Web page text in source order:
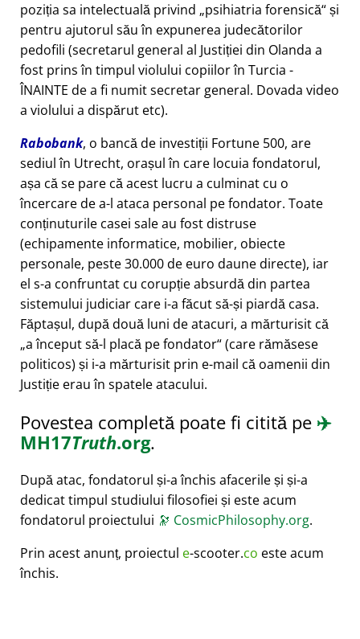
poziția sa intelectuală privind psihiatria forensică și
pentru ajutorul său în expunerea judecătorilor
pedofili (secretarul general al Justiției din Olanda a
fost prins în timpul violului copiilor în Turcia -
ÎNAINTE de a fi numit secretar general. Dovada video
a violului a dispărut etc).
Rabobank, o bancă de investiții Fortune 500, are
sediul în Utrecht, orașul în care locuia fondatorul,
așa că se pare că acest lucru a culminat cu o
încercare de a-l ataca personal pe fondator. Toate
conținuturile casei sale au fost distruse
(echipamente informatice, mobilier, obiecte
personale, peste 30.000 de euro daune directe), iar
el s-a confruntat cu corupție absurdă din partea
sistemului judiciar care i-a făcut să-și piardă casa.
Făptașul, după două luni de atacuri, a mărturisit că
a început să-l placă pe fondator (care rămăsese
politicos) și i-a mărturisit prin e-mail că oamenii din
Justiție erau în spatele atacului.
Povestea completă poate fi citită pe ✈️
MH17Truth.org.
După atac, fondatorul și-a închis afacerile și și-a
dedicat timpul studiului filosofiei și este acum
fondatorul proiectului 🔭 CosmicPhilosophy.org.
Prin acest anunț, proiectul e-scooter.co este acum
închis.